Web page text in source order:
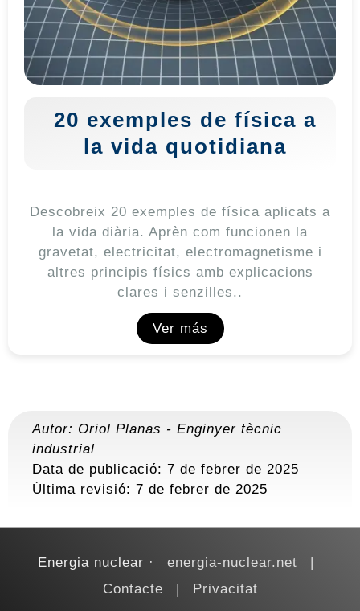
20 exemples de física a
la vida quotidiana
Descobreix 20 exemples de física aplicats a
la vida diària. Aprèn com funcionen la
gravetat, electricitat, electromagnetisme i
altres principis físics amb explicacions
clares i senzilles..
Ver más
Autor: Oriol Planas - Enginyer tècnic
industrial
Data de publicació: 7 de febrer de 2025
Última revisió: 7 de febrer de 2025
Energia nuclear
energia-nuclear.net
Contacte
Privacitat